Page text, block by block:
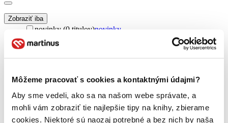
Môžeme pracovať s cookies a kontaktnými údajmi?
Aby sme vedeli, ako sa na našom webe správate, a
mohli vám zobraziť tie najlepšie tipy na knihy, zbierame
cookies. Niektoré sú naozaj potrebné a bez nich by naša
Zobraziť iba
novinky (0 titulov)novinky
zľavnené tituly (0 titulov)
Dostupnosť
predpredaj (0 titulov)predpredaj
dostupná (bez vypredaných) (0 titulov)dostupná (bez
vypredaných)